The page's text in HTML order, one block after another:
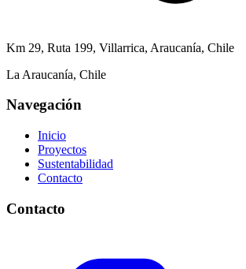
Km 29, Ruta 199, Villarrica, Araucanía, Chile
La Araucanía, Chile
Navegación
Inicio
Proyectos
Sustentabilidad
Contacto
Contacto